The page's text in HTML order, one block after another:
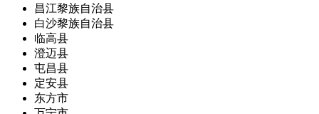
昌江黎族自治县
白沙黎族自治县
临高县
澄迈县
屯昌县
定安县
东方市